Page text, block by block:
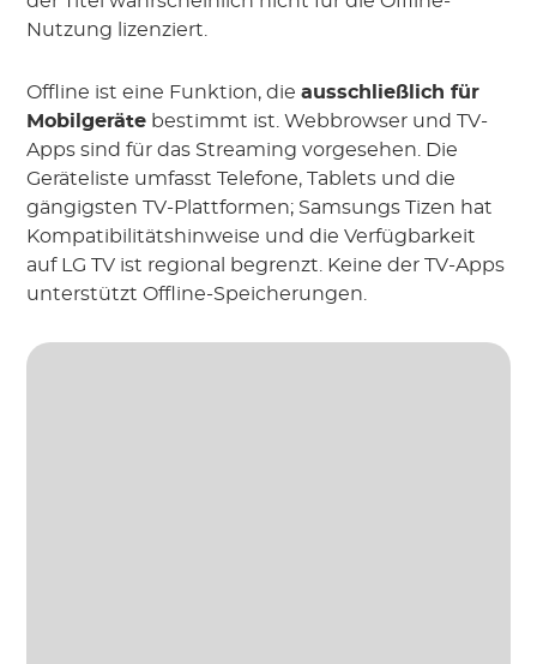
Nutzung lizenziert.
Offline ist eine Funktion, dieausschließlich für
Mobilgeräte bestimmt ist. Webbrowser und TV-
Apps sind für das Streaming vorgesehen. Die
Geräteliste umfasst Telefone, Tablets und die
gängigsten TV-Plattformen; Samsungs Tizen hat
Kompatibilitätshinweise und die Verfügbarkeit
auf LG TV ist regional begrenzt. Keine der TV-Apps
unterstützt Offline-Speicherungen.